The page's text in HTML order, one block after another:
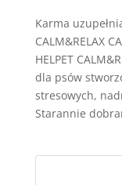
Karma
CALM&RELAX
HELPET
dla psów
stresowych,
Starannie